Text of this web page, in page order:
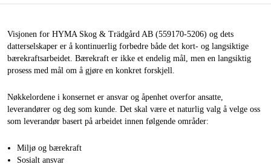
Suomi
Deutschland
Arbeidsklær og beskyttelse
Elektro og bygg
Skog og hage
Hjem og fritid
Kampanjer
Visjonen for HYMA Skog & Trädgård AB (559170-5206) og dets
datterselskaper er å kontinuerlig forbedre både det kort- og langsiktige
bærekraftsarbeidet. Bærekraft er ikke et endelig mål, men en langsiktig
prosess med mål om å gjøre en konkret forskjell.
Nøkkelordene i konsernet er ansvar og åpenhet overfor ansatte,
leverandører og deg som kunde. Det skal være et naturlig valg å velge oss
som leverandør basert på arbeidet innen følgende områder:
Miljø og bærekraft
Sosialt ansvar